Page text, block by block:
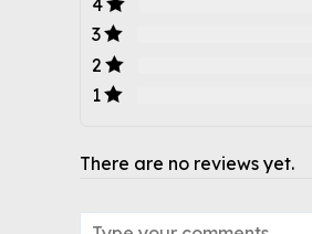
3
2
1
There are no reviews yet.